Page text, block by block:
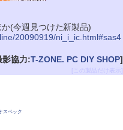
(今週見つけた新製品)
20090919/ni_i_ic.html#sas4
影協力:T-ZONE. PC DIY SHOP]
[この製品だけ表示]
スペック